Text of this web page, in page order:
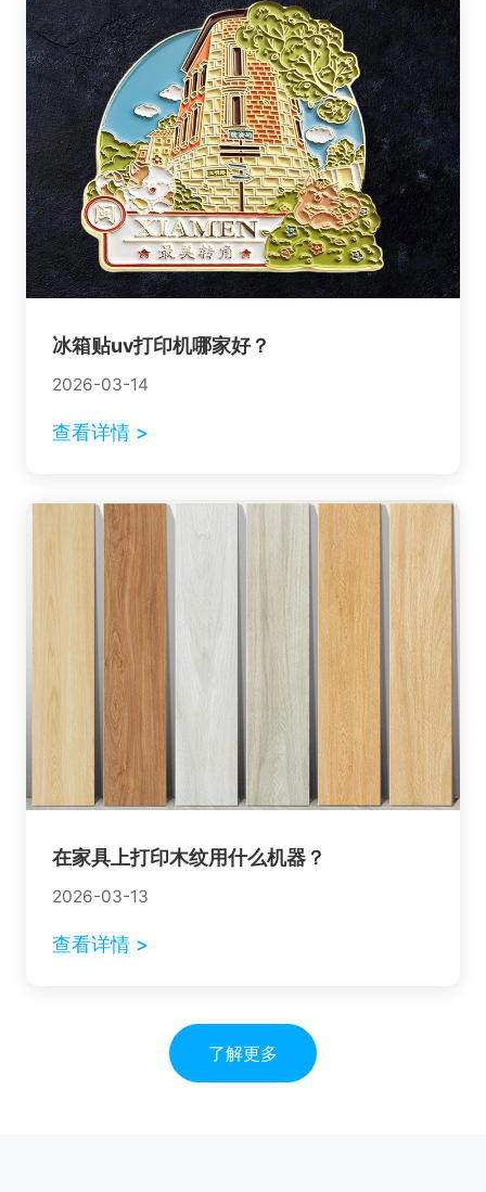
冰箱贴uv打印机哪家好？
2026-03-14
查看详情 >
在家具上打印木纹用什么机器？
2026-03-13
查看详情 >
了解更多